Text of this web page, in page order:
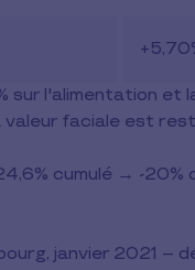
sur l'alimentation
faciale est
cumulé → -
janvier 2021 –